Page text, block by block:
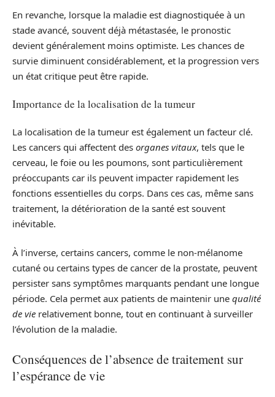
En revanche, lorsque la maladie est diagnostiquée à un
stade avancé, souvent déjà métastasée, le pronostic
devient généralement moins optimiste. Les chances de
survie diminuent considérablement, et la progression vers
un état critique peut être rapide.
Importance de la localisation de la tumeur
La localisation de la tumeur est également un facteur clé.
Les cancers qui affectent des organes vitaux, tels que le
cerveau, le foie ou les poumons, sont particulièrement
préoccupants car ils peuvent impacter rapidement les
fonctions essentielles du corps. Dans ces cas, même sans
traitement, la détérioration de la santé est souvent
inévitable.
À l’inverse, certains cancers, comme le non-mélanome
cutané ou certains types de cancer de la prostate, peuvent
persister sans symptômes marquants pendant une longue
période. Cela permet aux patients de maintenir une qualité
de vie relativement bonne, tout en continuant à surveiller
l’évolution de la maladie.
Conséquences de l’absence de traitement sur
l’espérance de vie